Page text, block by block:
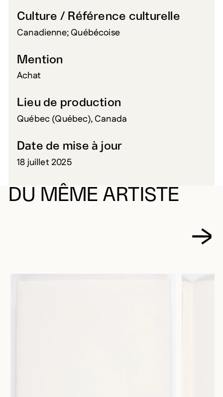
Culture / Référence culturelle
Canadienne; Québécoise
Mention
Achat
Lieu de production
Québec (Québec), Canada
Date de mise à jour
18 juillet 2025
DU MÊME ARTISTE